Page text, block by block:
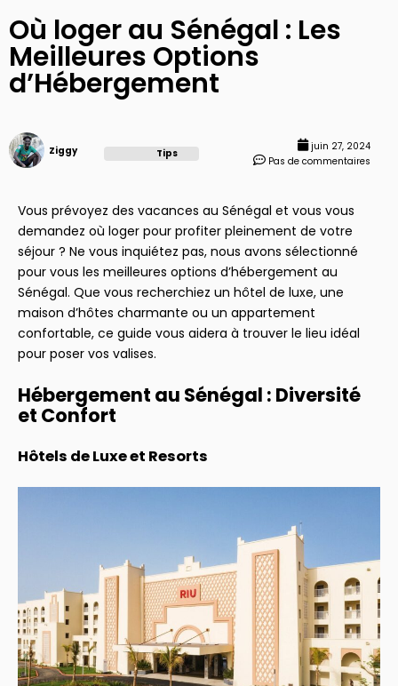
Où loger au Sénégal : Les
Meilleures Options
d’Hébergement
Ziggy Tips
juin 27, 2024
Pas de commentaires
Vous prévoyez des vacances au Sénégal et vous vous
demandez où loger pour profiter pleinement de votre
séjour ? Ne vous inquiétez pas, nous avons sélectionné
pour vous les meilleures options d’hébergement au
Sénégal. Que vous recherchiez un hôtel de luxe, une
maison d’hôtes charmante ou un appartement
confortable, ce guide vous aidera à trouver le lieu idéal
pour poser vos valises.
Hébergement au Sénégal : Diversité
et Confort
Hôtels de Luxe et Resorts